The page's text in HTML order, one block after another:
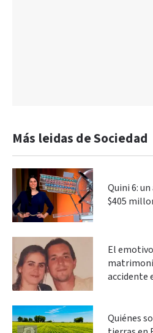
Más leidas de Sociedad
Quini 6:
$405
El
accidente
Quiénes